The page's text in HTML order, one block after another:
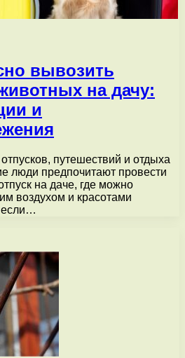
вывозить
на дачу:
и
путешествий и отдыха
люди предпочитают провести
на даче, где можно
воздухом и красотами
если…